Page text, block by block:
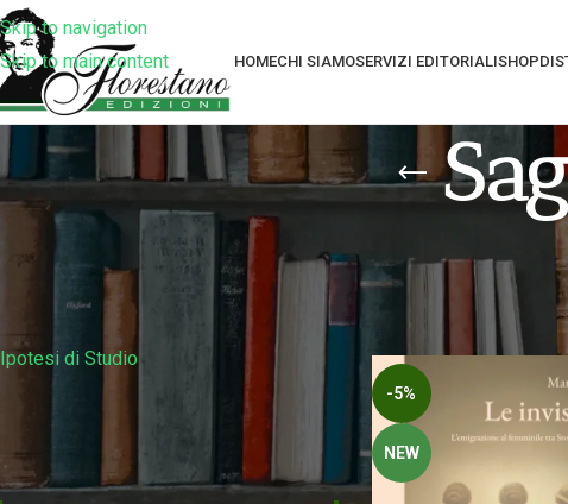
Skip to navigation
Skip to main content
HOMECHI SIAMOSERVIZI EDITORIALISHOP
Filtra Per Collana
Ipotesi di Studio
Filtra Per Prezzo
Prodotti taggati
-5%
NEW